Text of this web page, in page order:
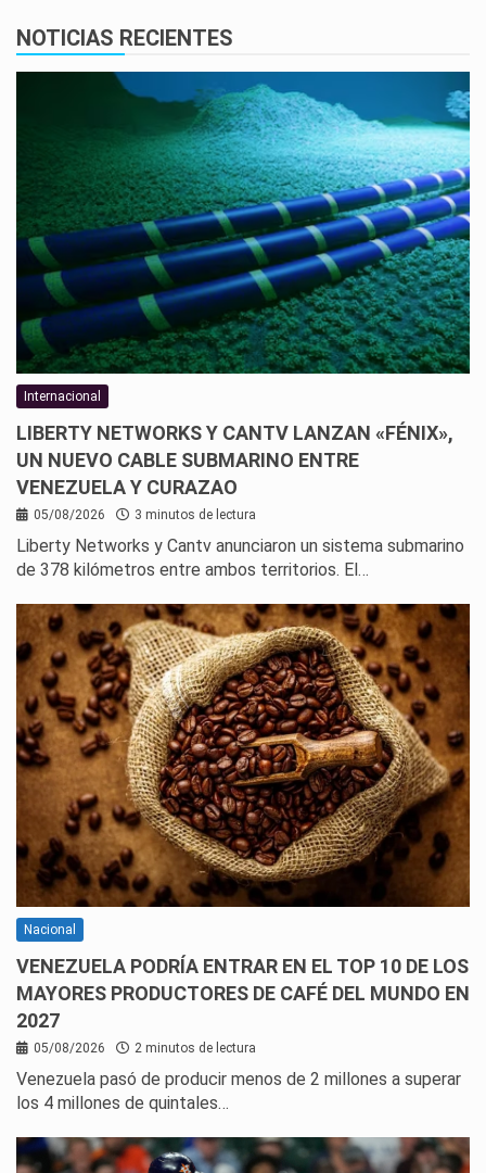
NOTICIAS RECIENTES
Internacional
LIBERTY NETWORKS Y CANTV LANZAN «FÉNIX»,
UN NUEVO CABLE SUBMARINO ENTRE
VENEZUELA Y CURAZAO
05/08/2026 3 minutos de lectura
Liberty Networks y Cantv anunciaron un sistema submarino
de 378 kilómetros entre ambos territorios. El…
Nacional
VENEZUELA PODRÍA ENTRAR EN EL TOP 10 DE LOS
MAYORES PRODUCTORES DE CAFÉ DEL MUNDO EN
2027
05/08/2026 2 minutos de lectura
Venezuela pasó de producir menos de 2 millones a superar
los 4 millones de quintales…